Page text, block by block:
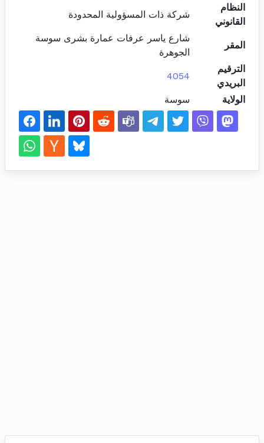
النظام
القانوني
شركة ذات المسؤولية المحدودة
المقر
شارع ياسر عرفات عمارة بشرى سوسة
الجوهرة
الترقيم
البريدي
4054
الولاية سوسة